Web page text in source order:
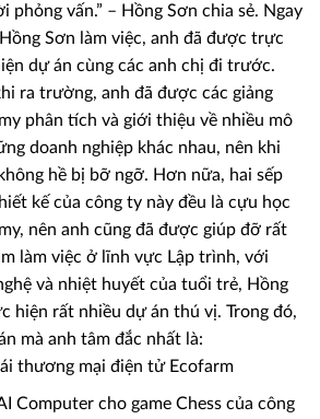
phỏng vấn.” – Hồng Sơn chia sẻ. Ngay
Sơn làm việc, anh đã được trực
dự án cùng các anh chị đi trước.
ra trường, anh đã được các giảng
phân tích và giới thiệu về nhiều mô
doanh nghiệp khác nhau, nên khi
hề bị bỡ ngỡ. Hơn nữa, hai sếp
kế của công ty này đều là cựu học
nên anh cũng đã được giúp đỡ rất
làm việc ở lĩnh vực Lập trình, với
và nhiệt huyết của tuổi trẻ, Hồng
hiện rất nhiều dự án thú vị. Trong đó,
mà anh tâm đắc nhất là:
thương mại điện tử Ecofarm
Computer cho game Chess của công